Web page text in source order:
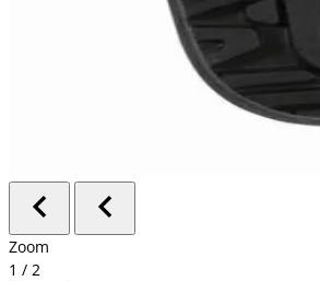
Zoom
1 / 2